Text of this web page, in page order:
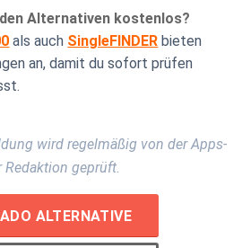
Alternativen kostenlos?
als auch SingleFINDER bieten
an, damit du sofort prüfen
wird regelmäßig von der Apps-
Redaktion geprüft.
ALTERNATIVE